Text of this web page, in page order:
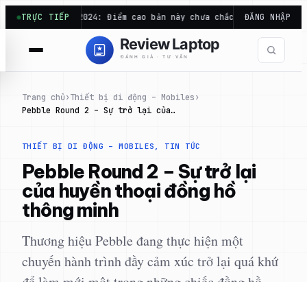
Chuyển
đến
phần
TRỰC TIẾP
và 2024: Điểm cao bản này chưa chắc mạnh… Excel chạy
ĐĂNG NHẬP
Trang chủ›Thiết bị di động – Mobiles›
Pebble Round 2 – Sự trở lại của…
THIẾT BỊ DI ĐỘNG – MOBILES , TIN TỨC
Pebble Round 2 – Sự trở lại
của huyền thoại đồng hồ
thông minh
Thương hiệu Pebble đang thực hiện một
chuyến hành trình đầy cảm xúc trở lại quá khứ